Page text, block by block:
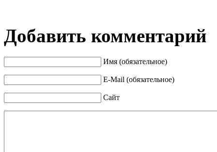
Добавить комментарий
Имя (обязательное)
E-Mail (обязательное)
Сайт